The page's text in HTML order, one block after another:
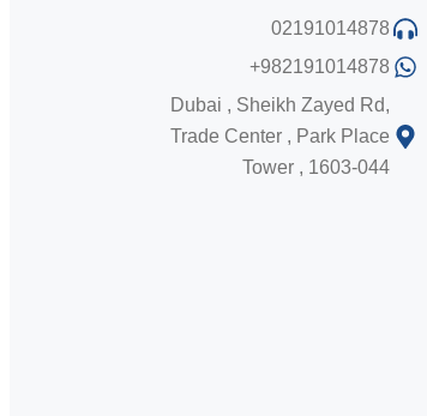
02191014878
+982191014878
Dubai , Sheikh Zayed Rd,
Trade Center , Park Place
Tower , 1603-044